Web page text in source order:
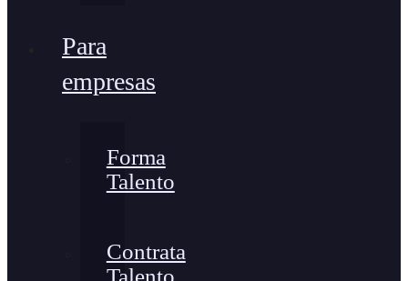
Para
empresas
Forma
Talento
Contrata
Talento